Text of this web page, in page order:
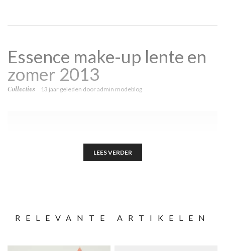
Essence make-up lente en
zomer 2013
Collecties 13 jaar geleden dooradmin modeblog
LEES VERDER
RELEVANTE ARTIKELEN